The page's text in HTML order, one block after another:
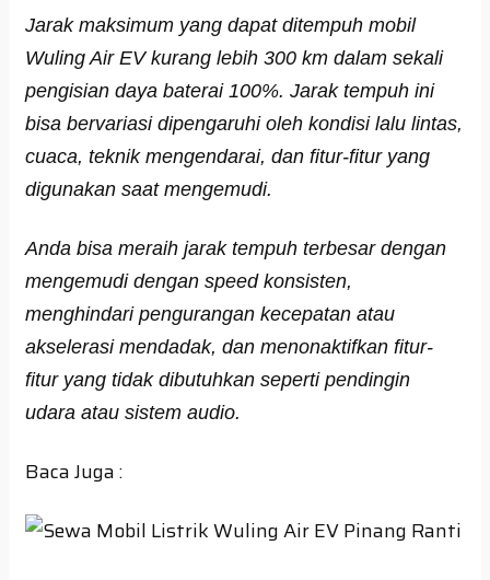
Jarak maksimum yang dapat ditempuh mobil
Wuling Air EV kurang lebih 300 km dalam sekali
pengisian daya baterai 100%. Jarak tempuh ini
bisa bervariasi dipengaruhi oleh kondisi lalu lintas,
cuaca, teknik mengendarai, dan fitur-fitur yang
digunakan saat mengemudi.
Anda bisa meraih jarak tempuh terbesar dengan
mengemudi dengan speed konsisten,
menghindari pengurangan kecepatan atau
akselerasi mendadak, dan menonaktifkan fitur-
fitur yang tidak dibutuhkan seperti pendingin
udara atau sistem audio.
Baca Juga :